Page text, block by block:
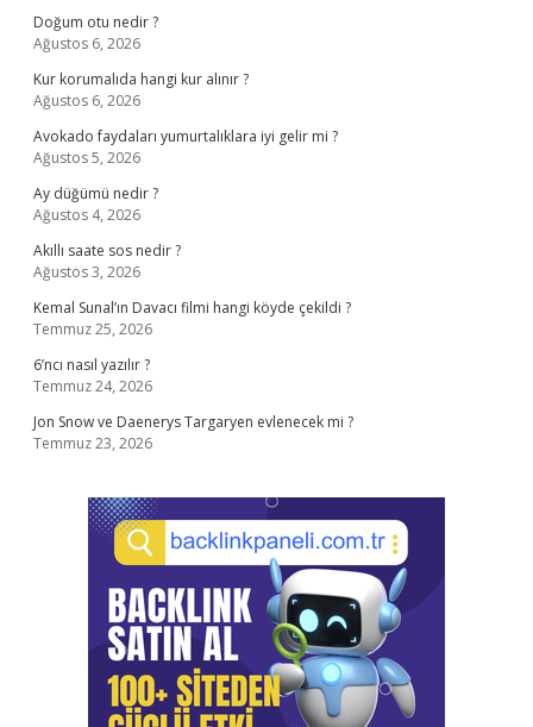
Doğum otu nedir ?
Ağustos 6, 2026
Kur korumalıda hangi kur alınır ?
Ağustos 6, 2026
Avokado faydaları yumurtalıklara iyi gelir mi ?
Ağustos 5, 2026
Ay düğümü nedir ?
Ağustos 4, 2026
Akıllı saate sos nedir ?
Ağustos 3, 2026
Kemal Sunal’ın Davacı filmi hangi köyde çekildi ?
Temmuz 25, 2026
6’ncı nasıl yazılır ?
Temmuz 24, 2026
Jon Snow ve Daenerys Targaryen evlenecek mi ?
Temmuz 23, 2026